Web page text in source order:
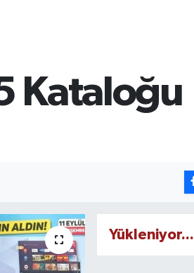
Kataloğu
Yükleniyor...